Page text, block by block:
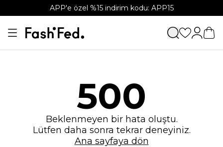
APP'e özel %15 indirim kodu: APP15
500
Beklenmeyen bir hata oluştu.
Lütfen daha sonra tekrar deneyiniz.
Ana sayfaya dön